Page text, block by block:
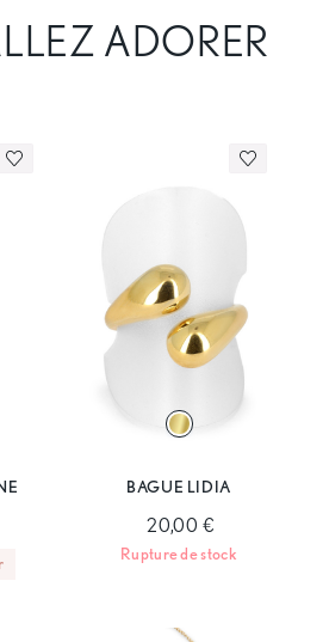
ADORER
BAGUE LIDIA
20,00 €
Rupture de stock